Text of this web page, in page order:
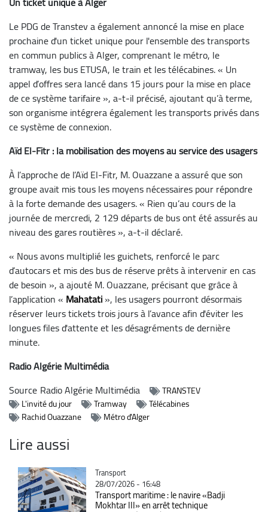
Le PDG de Transtev a également annoncé la mise en place
prochaine d'un ticket unique pour l'ensemble des transports
en commun publics à Alger, comprenant le métro, le
tramway, les bus ETUSA, le train et les télécabines. « Un
appel d’offres sera lancé dans 15 jours pour la mise en place
de ce système tarifaire », a-t-il précisé, ajoutant qu’à terme,
son organisme intégrera également les transports privés dans
ce système de connexion.
Aïd El-Fitr : la mobilisation des moyens au service des usagers
À l’approche de l’Aïd El-Fitr, M. Ouazzane a assuré que son
groupe avait mis tous les moyens nécessaires pour répondre
à la forte demande des usagers. « Rien qu’au cours de la
journée de mercredi, 2 129 départs de bus ont été assurés au
niveau des gares routières », a-t-il déclaré.
« Nous avons multiplié les guichets, renforcé le parc
d’autocars et mis des bus de réserve prêts à intervenir en cas
de besoin », a ajouté M. Ouazzane, précisant que grâce à
l’application « Mahatati», les usagers pourront désormais
réserver leurs tickets trois jours à l’avance afin d'éviter les
longues files d'attente et les désagréments de dernière
minute.
Radio Algérie Multimédia
Source Radio Algérie Multimédia
TRANSTEV
L'invité du jour
Tramway
Télécabines
Rachid Ouazzane
Métro d'Alger
Lire aussi
Catégorie
Transport
28/07/2026 - 16:48
Transport maritime : le navire «Badji
Mokhtar III» en arrêt technique